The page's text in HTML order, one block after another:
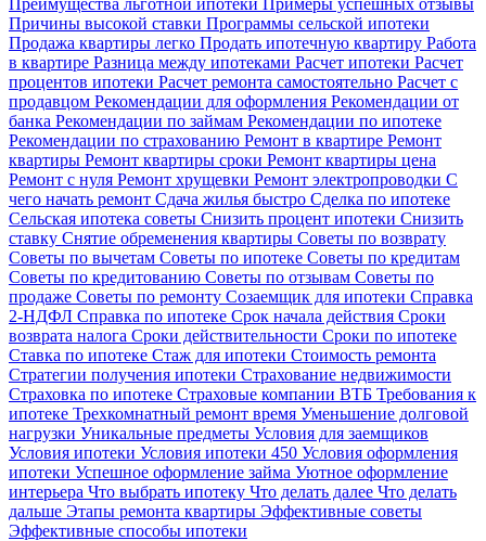
Причины высокой ставки Программы сельской ипотеки
Продажа квартиры легко Продать ипотечную квартиру Работа
в квартире Разница между ипотеками Расчет ипотеки Расчет
процентов ипотеки Расчет ремонта самостоятельно Расчет с
продавцом Рекомендации для оформления Рекомендации от
банка Рекомендации по займам Рекомендации по ипотеке
Рекомендации по страхованию Ремонт в квартире Ремонт
квартиры Ремонт квартиры сроки Ремонт квартиры цена
Ремонт с нуля Ремонт хрущевки Ремонт электропроводки С
чего начать ремонт Сдача жилья быстро Сделка по ипотеке
Сельская ипотека советы Снизить процент ипотеки Снизить
ставку Снятие обременения квартиры Советы по возврату
Советы по вычетам Советы по ипотеке Советы по кредитам
Советы по кредитованию Советы по отзывам Советы по
продаже Советы по ремонту Созаемщик для ипотеки Справка
2-НДФЛ Справка по ипотеке Срок начала действия Сроки
возврата налога Сроки действительности Сроки по ипотеке
Ставка по ипотеке Стаж для ипотеки Стоимость ремонта
Стратегии получения ипотеки Страхование недвижимости
Страховка по ипотеке Страховые компании ВТБ Требования к
ипотеке Трехкомнатный ремонт время Уменьшение долговой
нагрузки Уникальные предметы Условия для заемщиков
Условия ипотеки Условия ипотеки 450 Условия оформления
ипотеки Успешное оформление займа Уютное оформление
интерьера Что выбрать ипотеку Что делать далее Что делать
дальше Этапы ремонта квартиры Эффективные советы
Эффективные способы ипотеки